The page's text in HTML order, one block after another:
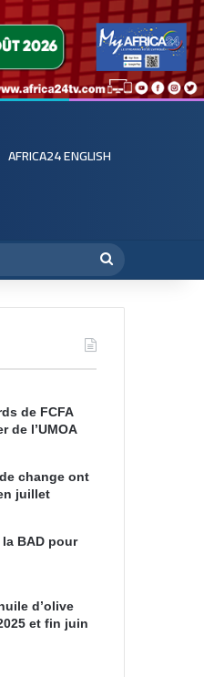
AFRICA24 ENGLISH
de FCFA
de l’UMOA
change ont
juillet
BAD pour
d’olive
et fin juin